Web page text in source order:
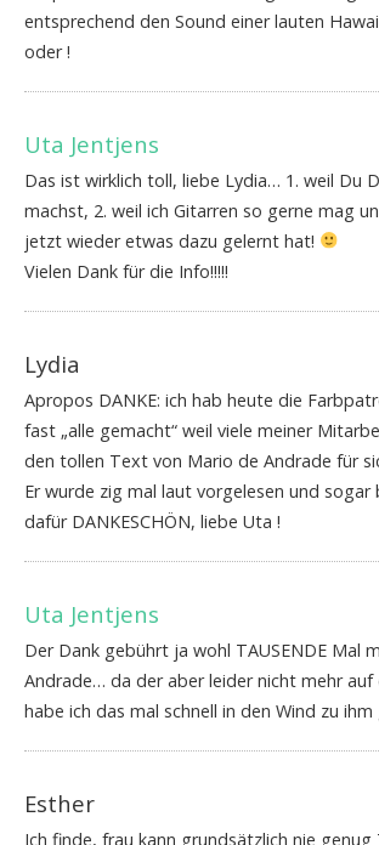
entsprechend den Sound einer lauten
oder !
Uta Jentjens
Das ist wirklich toll, liebe Lydia… 1. weil Du
machst, 2. weil ich Gitarren so gerne mag
jetzt wieder etwas dazu gelernt hat!
Vielen Dank für die Info!!!!!
Lydia
Apropos DANKE: ich hab heute die
fast „alle gemacht“ weil viele meiner
den tollen Text von Mario de Andrade für
Er wurde zig mal laut vorgelesen und sogar
dafür DANKESCHÖN, liebe Uta !
Uta Jentjens
Der Dank gebührt ja wohl TAUSENDE Mal
Andrade… da der aber leider nicht mehr auf
habe ich das mal schnell in den Wind zu ihm
Esther
Ich finde, frau kann grundsätzlich nie genug